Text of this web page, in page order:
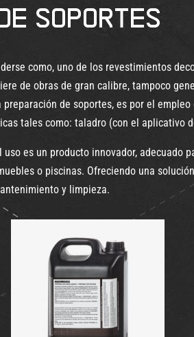
soportes
como, uno de los revestimientos
de obras de gran calibre, tampoco
de soportes, es por el
tales como: taladro (con el aplicativo
es un producto innovador,
o piscinas. Ofreciendo una
y limpieza.